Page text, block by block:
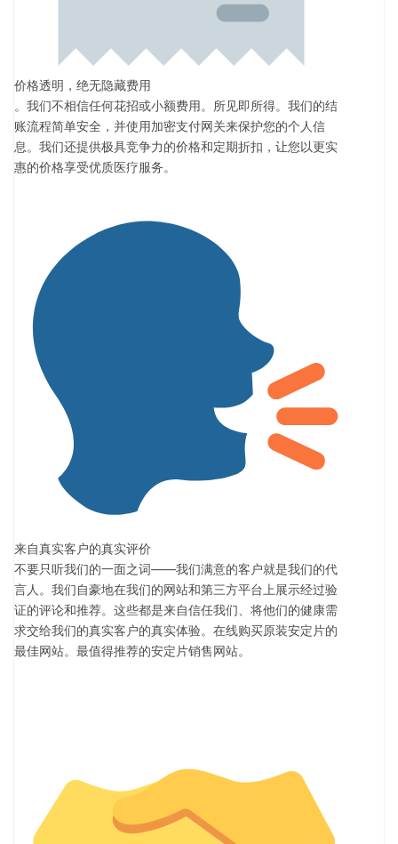
价格透明，绝无隐藏费用
。我们不相信任何花招或小额费用。所见即所得。我们的结
账流程简单安全，并使用加密支付网关来保护您的个人信
息。我们还提供极具竞争力的价格和定期折扣，让您以更实
惠的价格享受优质医疗服务。
来自真实客户的真实评价
不要只听我们的一面之词——我们满意的客户就是我们的代
言人。我们自豪地在我们的网站和第三方平台上展示经过验
证的评论和推荐。这些都是来自信任我们、将他们的健康需
求交给我们的真实客户的真实体验。在线购买原装安定片的
最佳网站。最值得推荐的安定片销售网站。